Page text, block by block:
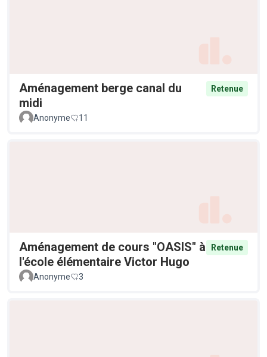
Aménagement berge canal du
midi
Retenue
Anonyme 11
Aménagement de cours "OASIS" à
l'école élémentaire Victor Hugo
Retenue
Anonyme 3